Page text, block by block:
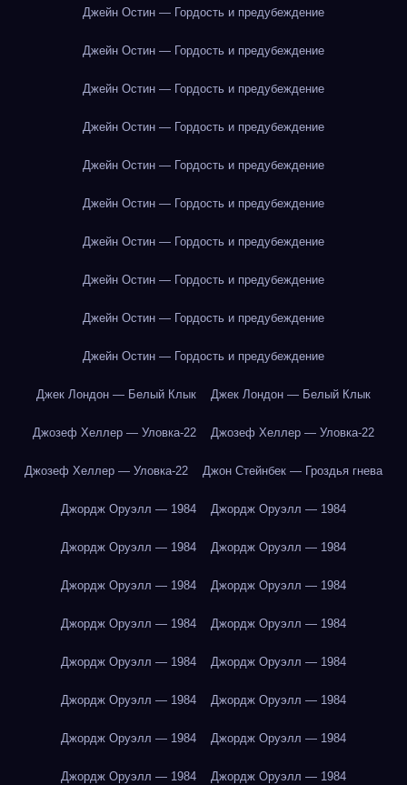
Джейн Остин — Гордость и предубеждение
Джейн Остин — Гордость и предубеждение
Джейн Остин — Гордость и предубеждение
Джейн Остин — Гордость и предубеждение
Джейн Остин — Гордость и предубеждение
Джейн Остин — Гордость и предубеждение
Джейн Остин — Гордость и предубеждение
Джейн Остин — Гордость и предубеждение
Джейн Остин — Гордость и предубеждение
Джейн Остин — Гордость и предубеждение
Джек Лондон — Белый Клык Джек Лондон — Белый Клык
Джозеф Хеллер — Уловка-22 Джозеф Хеллер — Уловка-22
Джозеф Хеллер — Уловка-22 Джон Стейнбек — Гроздья гнева
Джордж Оруэлл — 1984 Джордж Оруэлл — 1984
Джордж Оруэлл — 1984 Джордж Оруэлл — 1984
Джордж Оруэлл — 1984 Джордж Оруэлл — 1984
Джордж Оруэлл — 1984 Джордж Оруэлл — 1984
Джордж Оруэлл — 1984 Джордж Оруэлл — 1984
Джордж Оруэлл — 1984 Джордж Оруэлл — 1984
Джордж Оруэлл — 1984 Джордж Оруэлл — 1984
Джордж Оруэлл — 1984 Джордж Оруэлл — 1984